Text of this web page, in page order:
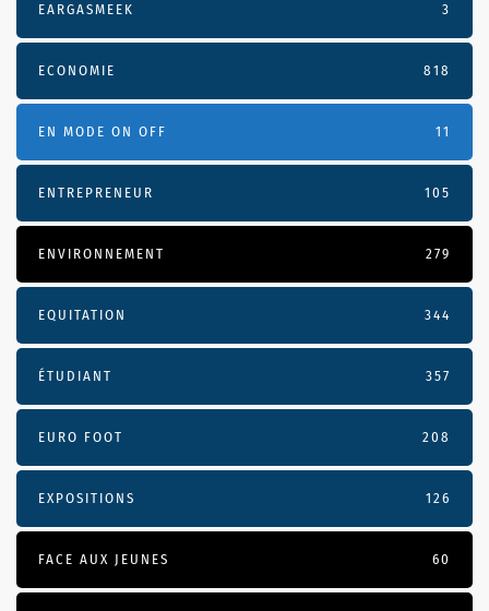
EARGASMEEK 3
ECONOMIE 818
EN MODE ON OFF 11
ENTREPRENEUR 105
ENVIRONNEMENT 279
EQUITATION 344
ÉTUDIANT 357
EURO FOOT 208
EXPOSITIONS 126
FACE AUX JEUNES 60